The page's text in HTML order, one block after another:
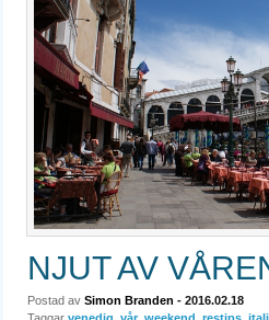
NJUT AV
Postad avSimon Branden - 2016.02.18